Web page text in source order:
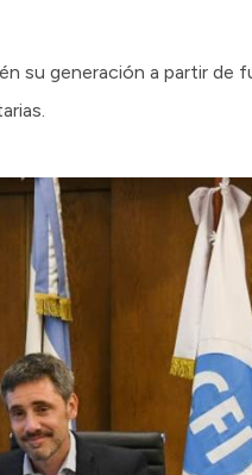
su generación a partir de